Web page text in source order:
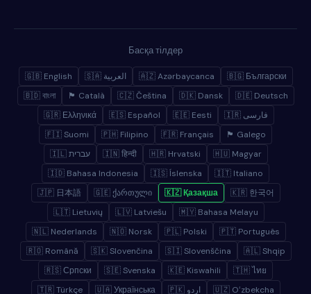
Басқа тілдер
🇬🇧 English 🇸🇦 العربية 🇦🇿 Azərbaycanca
🇧🇬 Български
🇧🇩 বাংলা
🏴 Català 🇨🇿 Čeština 🇩🇰 Dansk
🇩🇪 Deutsch
🇬🇷 Ελληνικά
🇪🇸 Español 🇪🇪 Eesti
🇮🇷 فارسی
🇫🇮 Suomi
🇵🇭 Filipino 🇫🇷 Français
🏴 Galego
🇮🇱 עברית
🇮🇳 हिन्दी 🇭🇷 Hrvatski
🇭🇺 Magyar
🇮🇩 Bahasa Indonesia
🇮🇸 Íslenska
🇮🇹 Italiano
🇯🇵 日本語
🇬🇪 ქართული 🇰🇿 Қазақша
🇰🇷 한국어
🇱🇹 Lietuvių
🇱🇻 Latviešu
🇲🇾 Bahasa Melayu
🇳🇱 Nederlands
🇳🇴 Norsk 🇵🇱 Polski
🇵🇹 Português
🇷🇴 Română
🇸🇰 Slovenčina 🇸🇮 Slovenščina
🇦🇱 Shqip
🇷🇸 Српски
🇸🇪 Svenska 🇰🇪 Kiswahili
🇹🇭 ไทย
🇹🇷 Türkçe
🇺🇦 Українська 🇵🇰 اردو 🇺🇿 Oʻzbekcha